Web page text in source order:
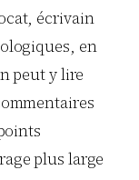
écrivain
en
peut y lire
plus large